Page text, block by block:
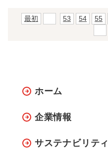
最初 53 54 55
ホーム
企業情報
サステナビリティ